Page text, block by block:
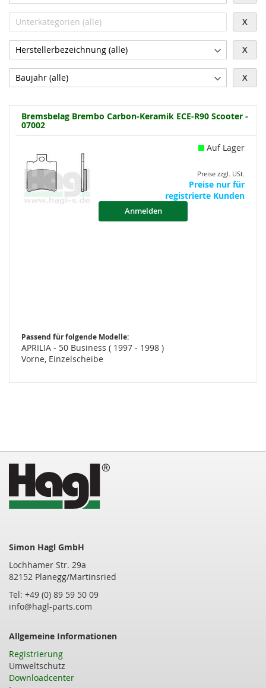
X
X
X
Bremsbelag Brembo Carbon-Keramik ECE-R90 Scooter -
07002
Auf Lager
Preise zzgl. USt.
Preise nur für
registrierte Kunden
Anmelden
Passend für folgende Modelle:
APRILIA - 50 Business ( 1997 - 1998 )
Vorne, Einzelscheibe
Simon Hagl GmbH
Lochhamer Str. 29a
82152 Planegg/Martinsried
Tel: +49 (0) 89 59 50 09
info@hagl-parts.com
Allgemeine Informationen
Registrierung
Umweltschutz
Downloadcenter